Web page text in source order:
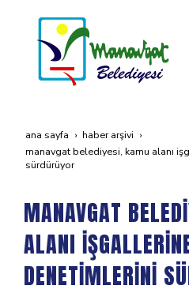
ana sayfa
haber arşivi
manavgat beledi̇yesi̇, kamu alani
sürdürüyor
MANAVGAT
ALANI
DENETİMLERİNİ